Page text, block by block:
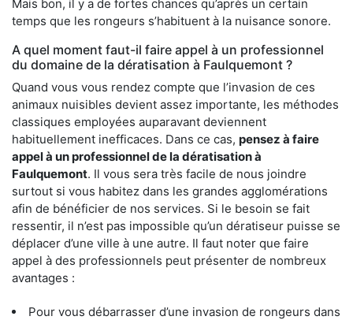
Mais bon, il y a de fortes chances qu’après un certain
temps que les rongeurs s’habituent à la nuisance sonore.
A quel moment faut-il faire appel à un professionnel
du domaine de la dératisation à Faulquemont ?
Quand vous vous rendez compte que l’invasion de ces
animaux nuisibles devient assez importante, les méthodes
classiques employées auparavant deviennent
habituellement inefficaces. Dans ce cas, pensez à faire
appel à un professionnel de la dératisation à
Faulquemont. Il vous sera très facile de nous joindre
surtout si vous habitez dans les grandes agglomérations
afin de bénéficier de nos services. Si le besoin se fait
ressentir, il n’est pas impossible qu’un dératiseur puisse se
déplacer d’une ville à une autre. Il faut noter que faire
appel à des professionnels peut présenter de nombreux
avantages :
Pour vous débarrasser d’une invasion de rongeurs dans